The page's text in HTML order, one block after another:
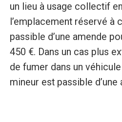
un lieu à usage collectif
l’emplacement réservé à
passible d’une amende
450 €. Dans un cas plus
de fumer dans un
mineur est passible d’une